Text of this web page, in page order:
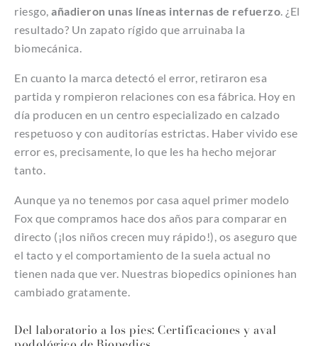
riesgo, añadieron unas líneas internas de refuerzo. ¿El
resultado? Un zapato rígido que arruinaba la
biomecánica.
En cuanto la marca detectó el error, retiraron esa
partida y rompieron relaciones con esa fábrica. Hoy en
día producen en un centro especializado en calzado
respetuoso y con auditorías estrictas. Haber vivido ese
error es, precisamente, lo que les ha hecho mejorar
tanto.
Aunque ya no tenemos por casa aquel primer modelo
Fox que compramos hace dos años para comparar en
directo (¡los niños crecen muy rápido!), os aseguro que
el tacto y el comportamiento de la suela actual no
tienen nada que ver. Nuestras biopedics opiniones han
cambiado gratamente.
Del laboratorio a los pies: Certificaciones y aval